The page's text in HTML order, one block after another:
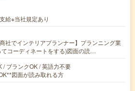
給※当社規定あり
商社でインテリアプランナー】プランニング業
コーディネートをする)図面の読…
/ ブランクOK / 英語力不要
図面が読み取れる方